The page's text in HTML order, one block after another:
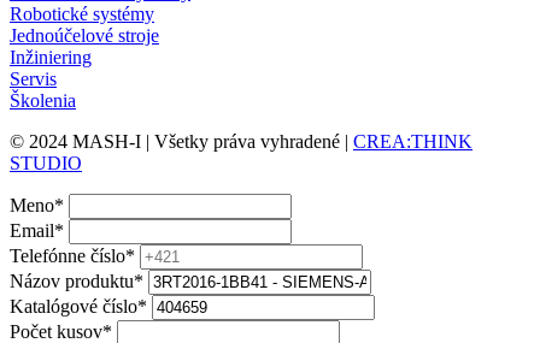
Robotické systémy
Jednoúčelové stroje
Inžiniering
Servis
Školenia
© 2024 MASH-I | Všetky práva vyhradené | CREA:THINK
STUDIO
Meno*
Email*
Telefónne číslo*
Názov produktu*
Katalógové číslo*
Počet kusov*